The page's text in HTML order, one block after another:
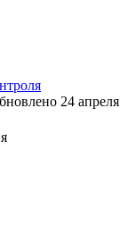
24 апреля